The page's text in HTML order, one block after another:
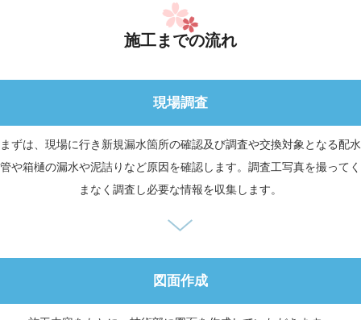
施工までの流れ
現場調査
まずは、現場に行き新規漏水箇所の確認及び調査や交換対象となる配水
管や箱樋の漏水や泥詰りなど原因を確認します。調査工写真を撮ってく
まなく調査し必要な情報を収集します。
図面作成